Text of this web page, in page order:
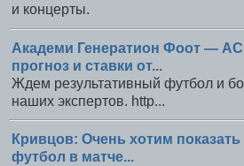
и концерты.
Академи Генератион Фоот —
прогноз и ставки от...
Ждем результативный футбол и
наших экспертов. http...
Кривцов: Очень хотим
футбол в матче...